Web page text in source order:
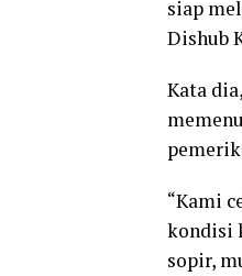
siap
Dishub
Kata
“Kami
kondisi
sopir,